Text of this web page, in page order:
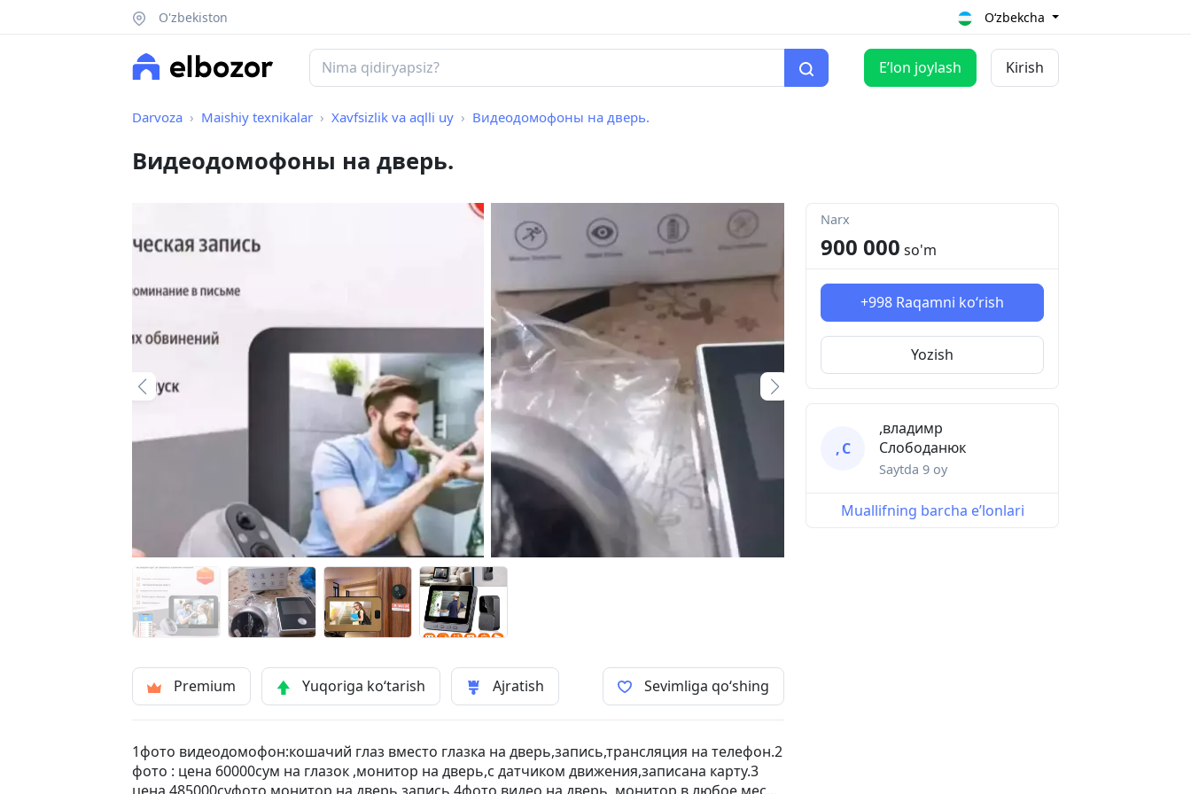
O'zbekiston O‘zbekcha
Eʼlon joylash Kirish
Darvoza Maishiy texnikalar Xavfsizlik va aqlli uy Видеодомофоны на дверь.
Видеодомофоны на дверь.
Premium Yuqoriga ko‘tarish Ajratish Sevimliga qo‘shing
1фото видеодомофон:кошачий глаз вместо глазка на дверь,запись,трансляция на телефон.2
фото : цена 60000сум на глазок ,монитор на дверь,с датчиком движения,записана карту.3
Narx
900 000 so'm
+998 Raqamni ko‘rish
Yozish
, С
,владимр
Слободанюк
Saytda 9 oy
Muallifning barcha eʼlonlari